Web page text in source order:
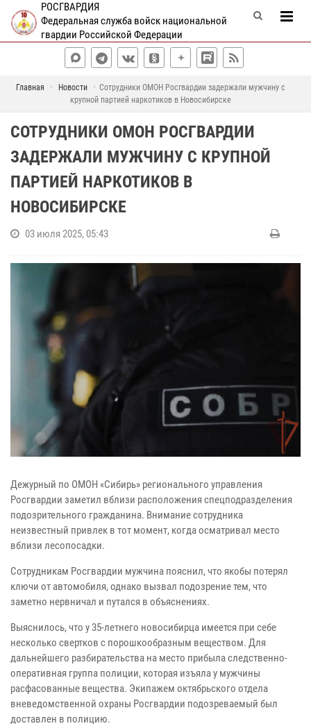
РОСГВАРДИЯ
Федеральная служба войск национальной
гвардии Российской Федерации
Главная Новости
Сотрудники ОМОН Росгвардии задержали мужчину с
крупной партией наркотиков в Новосибирске
СОТРУДНИКИ ОМОН РОСГВАРДИИ
ЗАДЕРЖАЛИ МУЖЧИНУ С КРУПНОЙ
ПАРТИЕЙ НАРКОТИКОВ В
НОВОСИБИРСКЕ
03 июля 2025, 05:43
Дежурный по ОМОН «Сибирь» регионального управления
Росгвардии заметил вблизи расположения спецподразделения
подозрительного гражданина. Внимание сотрудника
неизвестный привлек в тот момент, когда осматривал место
вблизи лесопосадки.
Сотрудникам Росгвардии мужчина пояснил, что якобы потерял
ключи от автомобиля, однако вызвал подозрение тем, что
заметно нервничал и путался в объяснениях.
Выяснилось, что у 35-летнего новосибирца имеется при себе
несколько свертков с порошкообразным веществом. Для
дальнейшего разбирательства на место прибыла следственно-
оперативная группа полиции, которая изъяла у мужчины
расфасованные вещества. Экипажем октябрьского отдела
вневедомственной охраны Росгвардии подозреваемый был
доставлен в полицию.